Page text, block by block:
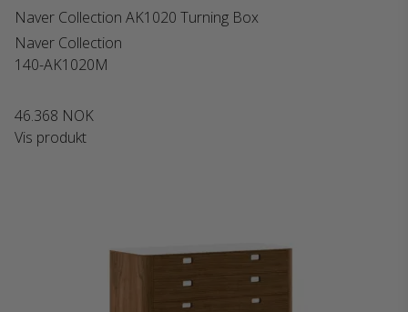
Naver Collection AK1020 Turning Box
Naver Collection
140-AK1020M
46.368 NOK
Vis produkt